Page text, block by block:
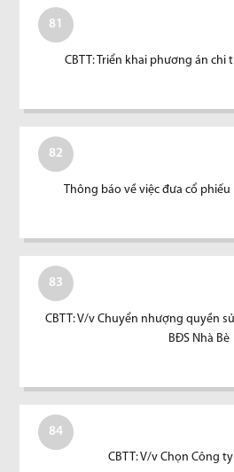
81
CBTT: Triển khai phương án chi
82
Thông báo về việc đưa cổ
83
CBTT: V/v Chuyển nhượng quyền
BĐS Nhà Bè
84
CBTT: V/v Chọn Công